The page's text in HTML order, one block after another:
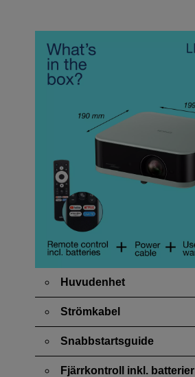
Huvudenhet
Strömkabel
Snabbstartsguide
Fjärrkontroll inkl. batterier